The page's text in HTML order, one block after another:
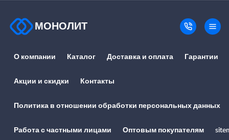
МОНОЛИТ
О компании Каталог Доставка и оплата Гарантии
Акции и скидки Контакты
Политика в отношении обработки персональных данных
Работа с частными лицами Оптовым покупателям